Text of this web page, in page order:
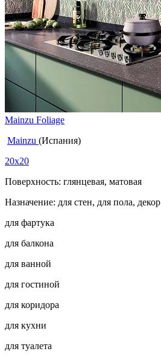
Mainzu Foliage
Mainzu (Испания)
20x20
Поверхность: глянцевая, матовая
Назначение: для стен, для пола, декор
для фартука
для балкона
для ванной
для гостиной
для коридора
для кухни
для туалета